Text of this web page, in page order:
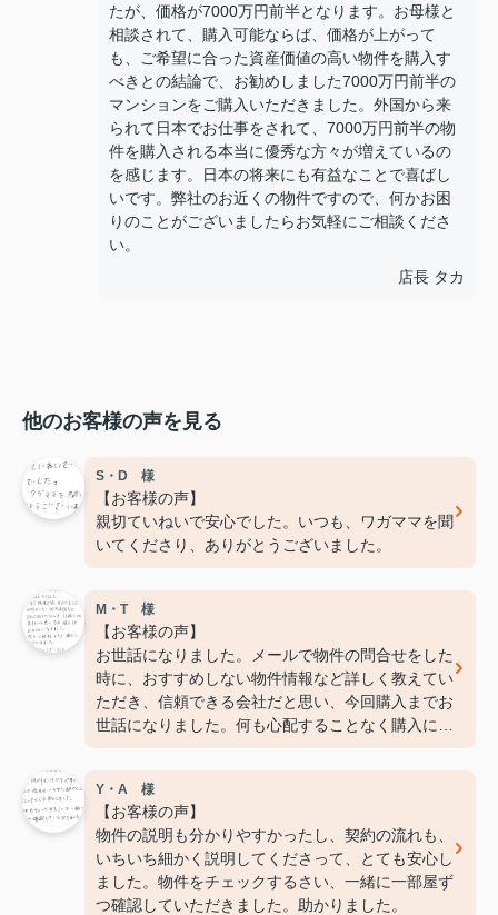
たが、価格が7000万円前半となります。お母様と
相談されて、購入可能ならば、価格が上がって
も、ご希望に合った資産価値の高い物件を購入す
べきとの結論で、お勧めしました7000万円前半の
マンションをご購入いただきました。外国から来
られて日本でお仕事をされて、7000万円前半の物
件を購入される本当に優秀な方々が増えているの
を感じます。日本の将来にも有益なことで喜ばし
いです。弊社のお近くの物件ですので、何かお困
りのことがございましたらお気軽にご相談くださ
い。
店長 タカ
他のお客様の声を見る
S・D 様
【お客様の声】
親切ていねいで安心でした。いつも、ワガママを聞
いてくださり、ありがとうございました。
M・T 様
【お客様の声】
お世話になりました。メールで物件の問合せをした
時に、おすすめしない物件情報など詳しく教えてい
ただき、信頼できる会社だと思い、今回購入までお
世話になりました。何も心配することなく購入にこ
ぎつけました。ありがとうございました。
Y・A 様
【お客様の声】
物件の説明も分かりやすかったし、契約の流れも、
いちいち細かく説明してくださって、とても安心し
ました。物件をチェックするさい、一緒に一部屋ず
つ確認していただきました。助かりました。